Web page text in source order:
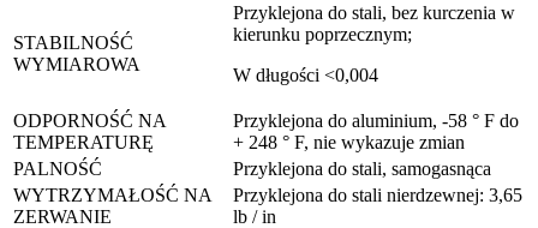
STABILNOŚĆ
WYMIAROWA
Przyklejona do stali, bez kurczenia w
kierunku poprzecznym;
W długości <0,004
ODPORNOŚĆ NA
TEMPERATURĘ
Przyklejona do aluminium, -58 ° F do
+ 248 ° F, nie wykazuje zmian
PALNOŚĆ
Przyklejona do stali, samogasnąca
WYTRZYMAŁOŚĆ NA
ZERWANIE
Przyklejona do stali nierdzewnej: 3,65
lb / in